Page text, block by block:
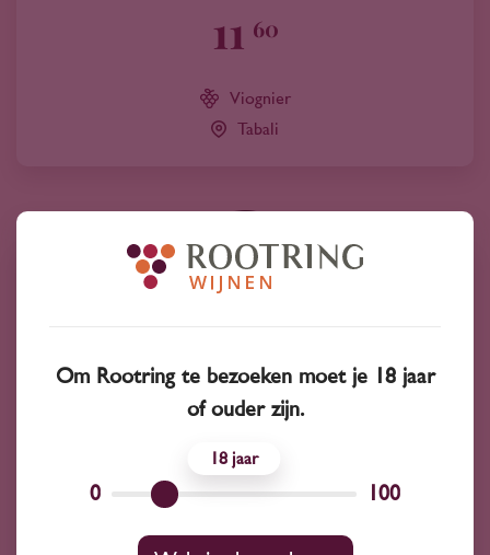
11 60
Viognier
Tabali
Om Rootring te bezoeken moet je 18 jaar
of ouder zijn.
0
18
100